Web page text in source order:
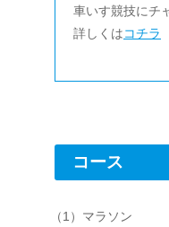
車いす競技にチ
詳しくはコチラ
コース
（1）マラソン